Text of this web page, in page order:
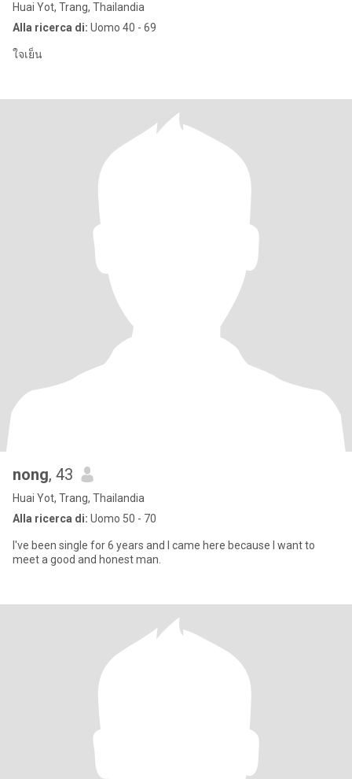
Huai Yot, Trang, Thailandia
Alla ricerca di: Uomo 40 - 69
ใจเย็น
nong, 43
Huai Yot, Trang, Thailandia
Alla ricerca di: Uomo 50 - 70
I've been single for 6 years and I came here because I want to
meet a good and honest man.